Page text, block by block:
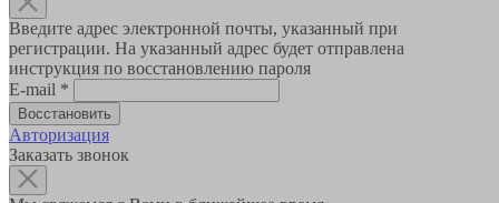
Введите адрес электронной почты, указанный при
регистрации. На указанный адрес будет отправлена
инструкция по восстановлению пароля
E-mail *
Авторизация
Заказать звонок